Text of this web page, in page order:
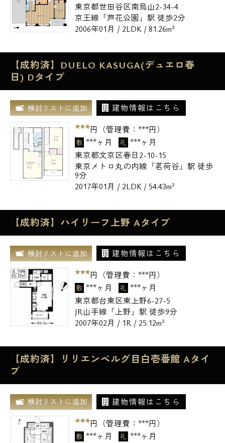
東京都世田谷区南烏山2-34-4
京王線「芦花公園」駅 徒歩2分
2006年01月 / 2LDK / 81.26m²
【成約済】DUELO KASUGA(デュエロ春
日) Dタイプ
検討リストに追加 建物情報はこちら
***円（管理費： ***円）
敷 ***ヶ月 礼 ***ヶ月
東京都文京区春日2-10-15
東京メトロ丸の内線「茗荷谷」駅 徒歩
9分
2017年01月 / 2LDK / 54.43m²
【成約済】ハイリーフ上野 Aタイプ
検討リストに追加 建物情報はこちら
***円（管理費： ***円）
敷 ***ヶ月 礼 ***ヶ月
東京都台東区東上野6-27-5
JR山手線「上野」駅 徒歩9分
2007年02月 / 1R / 25.12m²
【成約済】リリエンベルグ目白壱番館 Aタイ
プ
検討リストに追加 建物情報はこちら
***円（管理費： ***円）
敷 ***ヶ月 礼 ***ヶ月